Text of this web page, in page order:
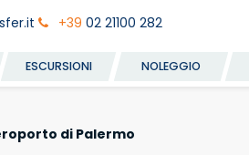
+39 02 21100 282
ESCURSIONI NOLEGGIO
di Palermo